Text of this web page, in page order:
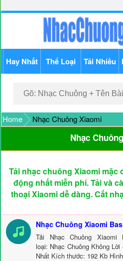
Hay Nhất Thể Loại Tải Nhiều
Home Nhạc Chuông Xiaomi
Nhạc
Tải nhạc chuông Xiaomi mặc
động nhất miễn phí. Tải và
thoại Xiaomi dễ dàng. Cắt
Nhạc Chuông Xiaomi
Tải Nhạc Chuông Xiaomi
loại: Nhạc Chuông Không
Nhất Kích thước: 192 Kb